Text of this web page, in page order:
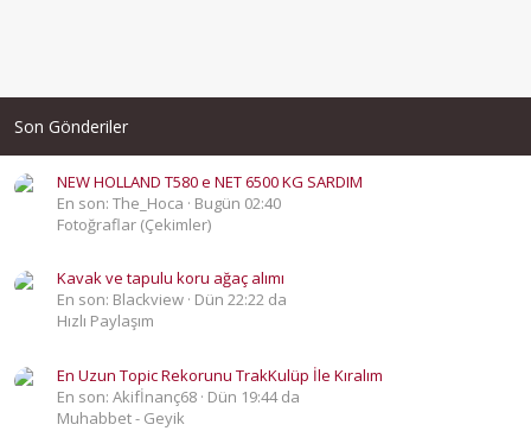
Son Gönderiler
NEW HOLLAND T580 e NET 6500 KG SARDIM
En son: The_Hoca
Bugün 02:40
Fotoğraflar (Çekimler)
Kavak ve tapulu koru ağaç alımı
En son: Blackview Dün 22:22 da
Hızlı Paylaşım
En Uzun Topic Rekorunu TrakKulüp İle Kıralım
En son: Akifİnanç68 Dün 19:44 da
Muhabbet - Geyik